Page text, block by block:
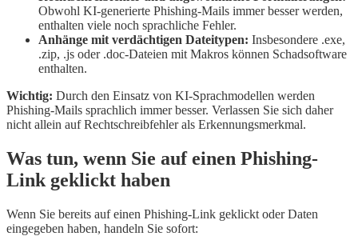
Obwohl KI-generierte Phishing-Mails immer besser werden,
enthalten viele noch sprachliche Fehler.
Anhänge mit verdächtigen Dateitypen: Insbesondere .exe,
.zip, .js oder .doc-Dateien mit Makros können Schadsoftware
enthalten.
Wichtig: Durch den Einsatz von KI-Sprachmodellen werden
Phishing-Mails sprachlich immer besser. Verlassen Sie sich daher
nicht allein auf Rechtschreibfehler als Erkennungsmerkmal.
Was tun, wenn Sie auf einen Phishing-
Link geklickt haben
Wenn Sie bereits auf einen Phishing-Link geklickt oder Daten
eingegeben haben, handeln Sie sofort: